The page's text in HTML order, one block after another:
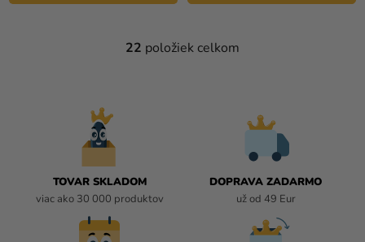
O
22 položiek celkom
TOVAR SKLADOM
viac ako 30 000 produktov
DOPRAVA ZADARMO
už od 49 Eur